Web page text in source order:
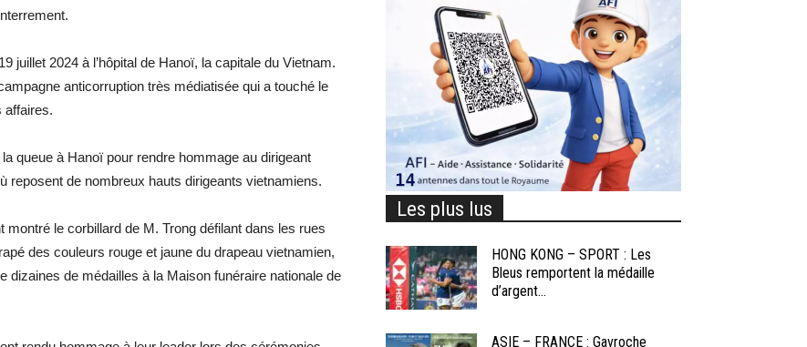
juillet 2024 à l’hôpital de Hanoï, la capitale du Vietnam.
anticorruption très médiatisée qui a touché le
affaires.
queue à Hanoï pour rendre hommage au dirigeant
reposent de nombreux hauts dirigeants vietnamiens.
le corbillard de M. Trong défilant dans les rues
des couleurs rouge et jaune du drapeau vietnamien,
dizaines de médailles à la Maison funéraire nationale de
Les plus lus
HONG KONG – SPORT : Les
Bleus remportent la médaille
d’argent...
ASIE – FRANCE : Gavroche